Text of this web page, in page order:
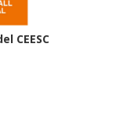
CEESC